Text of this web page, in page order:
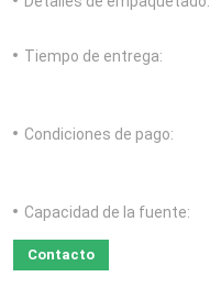
Tiempo de entrega:
Condiciones de pago:
Capacidad de la fuente:
Contacto